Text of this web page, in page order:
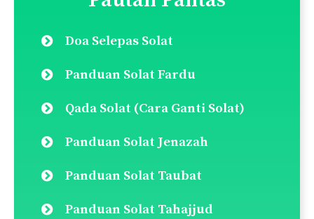
Doa Selepas Solat
Panduan Solat Fardu
Qada Solat (Cara Ganti Solat)
Panduan Solat Jenazah
Panduan Solat Taubat
Panduan Solat Tahajjud